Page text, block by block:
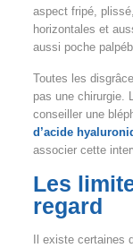
aspect fripé,
horizontales et
aussi poche
Toutes les
pas une chirurgie.
conseiller une
d’acide
associer cette
Les
regard
Il existe certaines